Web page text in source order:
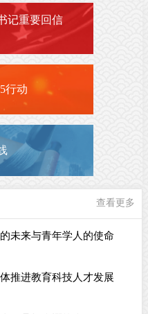
记重要回信
行动
查看更多
未来与青年学人的使命
推进教育科技人才发展